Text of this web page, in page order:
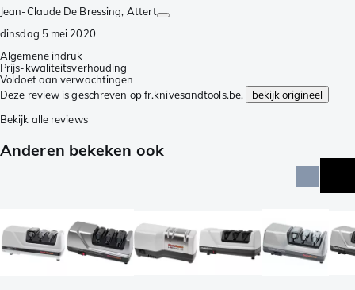
Jean-Claude De Bressing, Attert
dinsdag 5 mei 2020
Algemene indruk
Prijs-kwaliteitsverhouding
Voldoet aan verwachtingen
Deze review is geschreven op fr.knivesandtools.be,
bekijk origineel
Bekijk alle reviews
Anderen bekeken ook